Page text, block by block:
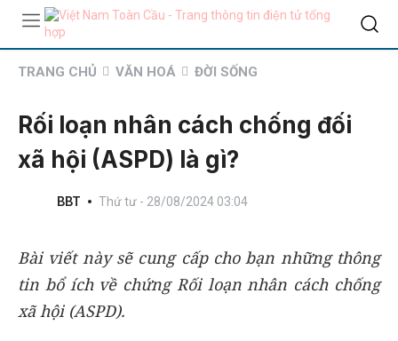
TRANG CHỦ VĂN HOÁ ĐỜI SỐNG
Rối loạn nhân cách chống đối
xã hội (ASPD) là gì?
BBT Thứ tư - 28/08/2024 03:04
Bài viết này sẽ cung cấp cho bạn những thông
tin bổ ích về chứng Rối loạn nhân cách chống
xã hội (ASPD).